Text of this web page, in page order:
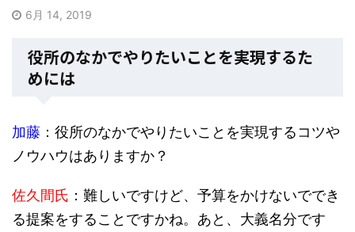
6月 14, 2019
役所のなかでやりたいことを実現するた
めには
加藤 ：役所のなかでやりたいことを実現するコツや
ノウハウはありますか？
佐久間氏 ：難しいですけど、予算をかけないででき
る提案をすることですかね。あと、大義名分です